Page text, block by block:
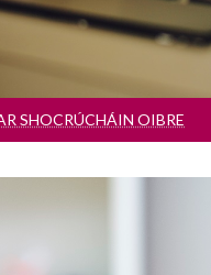
SHOCRÚCHÁIN OIBRE